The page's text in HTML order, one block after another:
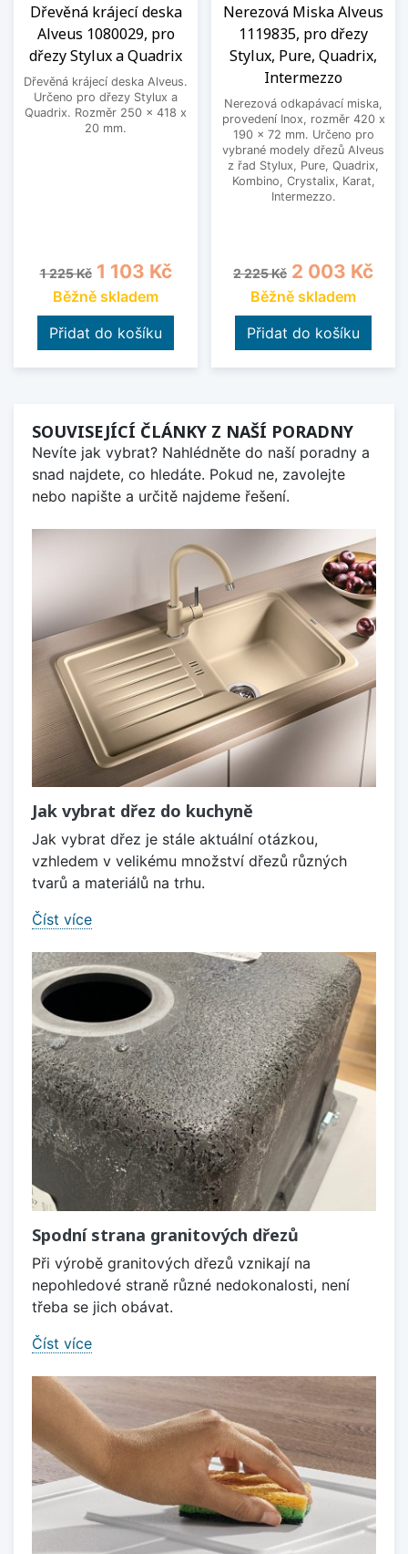
Dřevěná krájecí deska
Alveus 1080029, pro
dřezy Stylux a Quadrix
Dřevěná krájecí deska Alveus.
Určeno pro dřezy Stylux a
Quadrix. Rozměr 250 x 418 x
20 mm.
Běžná cena
1 225 Kč Cena
1 103 Kč
Běžně skladem
Přidat do košíku
Nerezová Miska Alveus
1119835, pro dřezy
Stylux, Pure, Quadrix,
Intermezzo
Nerezová odkapávací miska,
provedení Inox, rozměr 420 x
190 x 72 mm. Určeno pro
vybrané modely dřezů Alveus
z řad Stylux, Pure, Quadrix,
Kombino, Crystalix, Karat,
Intermezzo.
Běžná cena
2 225 Kč Cena
2 003 Kč
Běžně skladem
Přidat do košíku
SOUVISEJÍCÍ ČLÁNKY Z NAŠÍ PORADNY
Nevíte jak vybrat? Nahlédněte do naší poradny a
snad najdete, co hledáte. Pokud ne, zavolejte
nebo napište a určitě najdeme řešení.
Jak vybrat dřez do kuchyně
Jak vybrat dřez je stále aktuální otázkou,
vzhledem v velikému množství dřezů různých
tvarů a materiálů na trhu.
Číst více
Spodní strana granitových dřezů
Při výrobě granitových dřezů vznikají na
nepohledové straně různé nedokonalosti, není
třeba se jich obávat.
Číst více